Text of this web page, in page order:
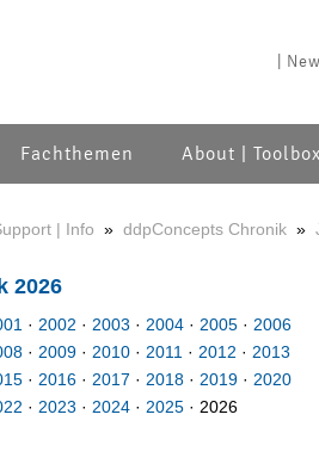
|
Fachthemen About |
| Info » ddpConcepts Chronik »
2026
· 2002 · 2003 · 2004 · 2005 · 2006
· 2009 · 2010 · 2011 · 2012 · 2013
· 2016 · 2017 · 2018 · 2019 · 2020
· 2023 · 2024 · 2025 · 2026